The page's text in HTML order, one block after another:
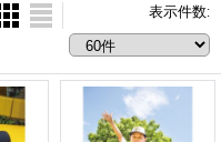
表示件数: